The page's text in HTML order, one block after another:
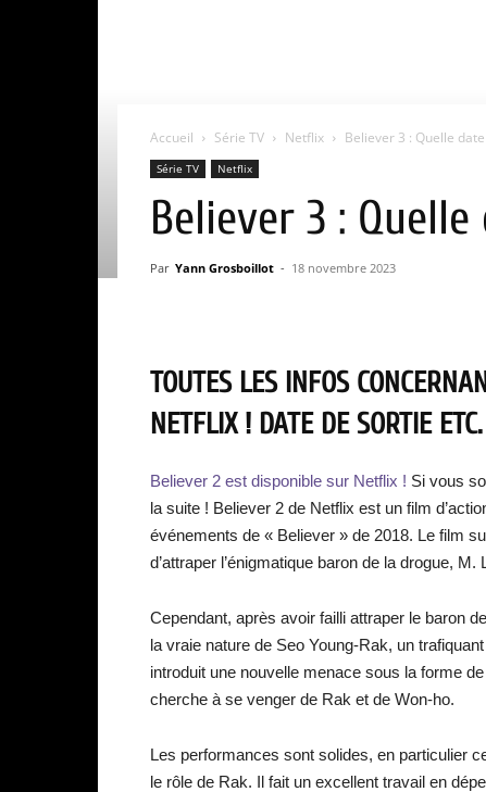
Accueil Série TV Netflix Believer 3 : Quelle
Série TV Netflix
Believer 3 :
Par Yann Grosboillot - 18 novembre 2023
TOUTES LES INFOS
NETFLIX ! DATE DE SORTIE ETC.
Believer 2 est disponible sur Netflix ! Si vous
la suite ! Believer 2 de Netflix est un film
événements de « Believer » de 2018. Le film
d’attraper l’énigmatique baron de la drogue, M.
Cependant, après avoir failli attraper le baron
la vraie nature de Seo Young-Rak, un
introduit une nouvelle menace sous la forme
cherche à se venger de Rak et de Won-ho.
Les performances sont solides, en particulier
le rôle de Rak. Il fait un excellent travail en